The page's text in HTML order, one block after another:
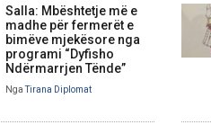
Salla: Mbështetje më e
madhe për fermerët e
bimëve mjekësore nga
programi “Dyfisho
Ndërmarrjen Tënde”
Nga Tirana Diplomat